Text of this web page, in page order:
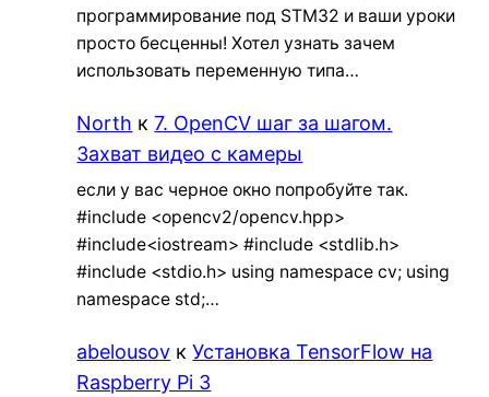
программирование под STM32 и ваши уроки
просто бесценны! Хотел узнать зачем
использовать переменную типа…
North к7. OpenCV шаг за шагом.
Захват видео с камеры
если у вас черное окно попробуйте так.
#include <opencv2/opencv.hpp>
#include<iostream> #include <stdlib.h>
#include <stdio.h> using namespace cv; using
namespace std;…
abelousov кУстановка TensorFlow на
Raspberry Pi 3